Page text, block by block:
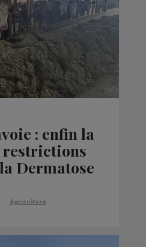
: enfin la
restrictions
Dermatose
Agriculture